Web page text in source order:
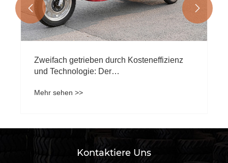
Shandong-Reifenunternehmen investieren
außerhalb der Provinz
Mehr sehen >>
 
Kontaktiere Uns